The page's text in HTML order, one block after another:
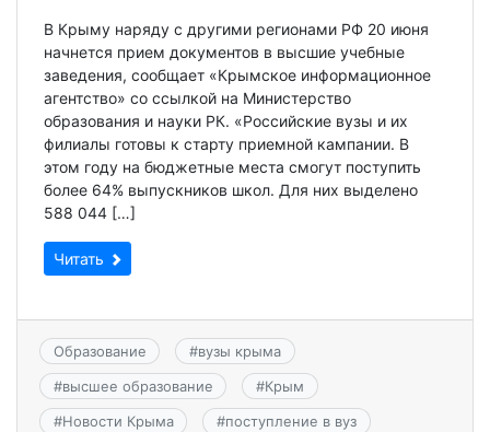
В Крыму наряду с другими регионами РФ 20 июня
начнется прием документов в высшие учебные
заведения, сообщает «Крымское информационное
агентство» со ссылкой на Министерство
образования и науки РК. «Российские вузы и их
филиалы готовы к старту приемной кампании. В
этом году на бюджетные места смогут поступить
более 64% выпускников школ. Для них выделено
588 044 […]
Читать
Образование #вузы крыма
#высшее образование #Крым
#Новости Крыма #поступление в вуз